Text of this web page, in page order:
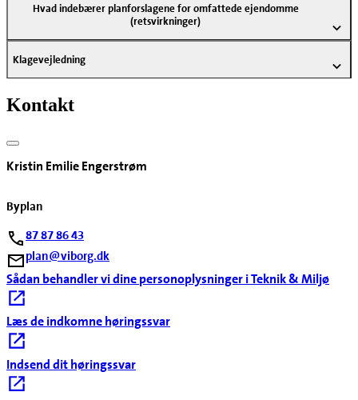
Hvad indebærer planforslagene for omfattede ejendomme
(retsvirkninger)
Klagevejledning
Kontakt
Kristin Emilie Engerstrøm
Byplan
87 87 86 43
plan@viborg.dk
Sådan behandler vi dine personoplysninger i Teknik & Miljø
Læs de indkomne høringssvar
Indsend dit høringssvar